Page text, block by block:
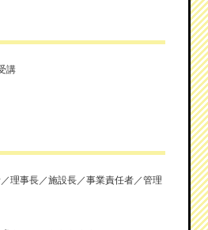
講
理事長／施設長／事業責任者／管理